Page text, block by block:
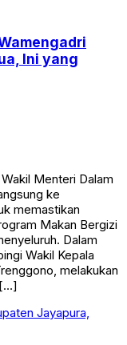
Ini yang
Menteri Dalam
ke
memastikan
Makan Bergizi
Dalam
Wakil Kepala
melakukan